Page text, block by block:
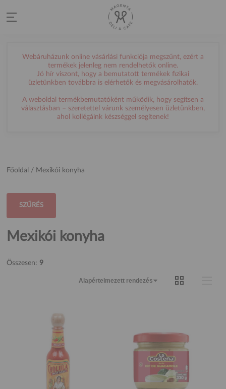
Webáruházunk online vásárlási funkciója megszűnt, ezért a
termékek jelenleg nem rendelhetők online.
Jó hír viszont, hogy a bemutatott termékek fizikai
üzletünkben továbbra is elérhetők és megvásárolhatók.
A weboldal termékbemutatóként működik, hogy segítsen a
választásban – szeretettel várunk személyesen üzletünkben,
ahol kollégáink készséggel segítenek!
Főoldal / Mexikói konyha
SZŰRÉS
Mexikói konyha
Összesen: 9